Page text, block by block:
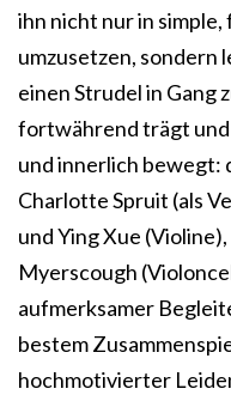
ihn nicht nur in
umzusetzen, sondern
einen Strudel in Gang
fortwährend trägt
und innerlich bewegt:
Charlotte Spruit (als
und Ying Xue
Myerscough
aufmerksamer
bestem
hochmotivierter